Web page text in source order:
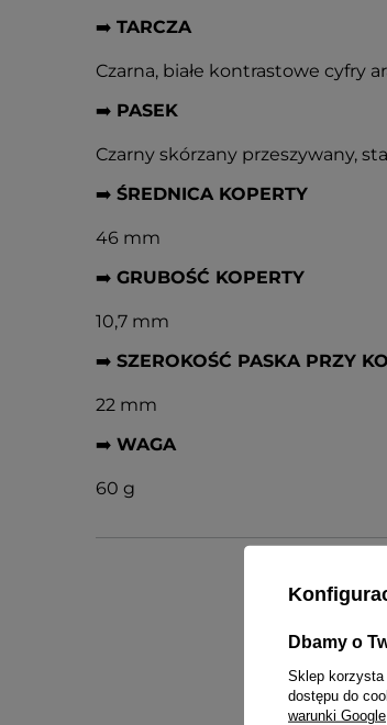
➡️ TARCZA
Czarna, białe kontrastowe cyfry
➡️ PASEK
Czarny skórzany przeszywany,
➡️ ŚREDNICA KOPERTY
46 mm
➡️ GRUBOŚĆ KOPERTY
10,7 mm
➡️ SZEROKOŚĆ PASKA PRZY
22 mm
➡️ WAGA
60 g
Dbamy o
Sklep korzysta
dostępu do
warunki Google